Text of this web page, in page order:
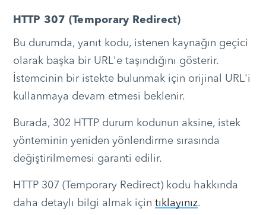
HTTP 307 (Temporary Redirect)
Bu durumda, yanıt kodu, istenen kaynağın geçici
olarak başka bir URL'e taşındığını gösterir.
İstemcinin bir istekte bulunmak için orijinal URL'i
kullanmaya devam etmesi beklenir.
Burada, 302 HTTP durum kodunun aksine, istek
yönteminin yeniden yönlendirme sırasında
değiştirilmemesi garanti edilir.
HTTP 307 (Temporary Redirect) kodu hakkında
daha detaylı bilgi almak için tıklayınız.